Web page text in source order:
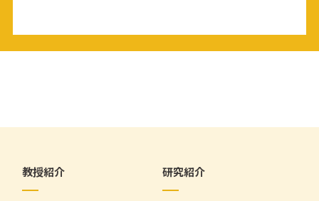
教授紹介 研究紹介